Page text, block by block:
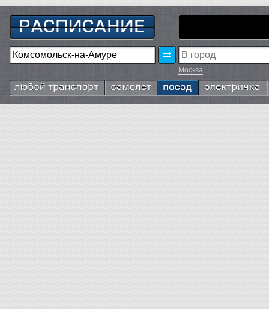
Москва
Любой транспорт Самолёт Поезд Электричка